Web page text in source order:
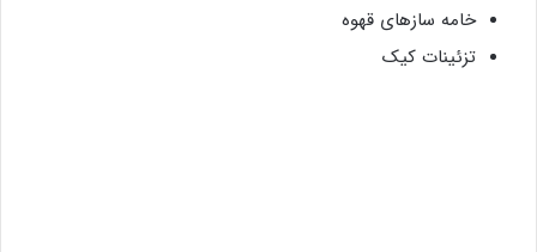
خامه سازهای قهوه
تزئینات کیک